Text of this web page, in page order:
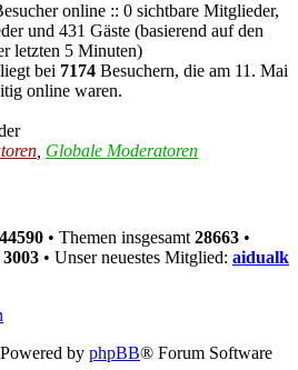
online :: 0 sichtbare Mitglieder,
und 431 Gäste (basierend auf den
letzten 5 Minuten)
bei 7174 Besuchern, die am 11. Mai
online waren.
Globale Moderatoren
• Themen insgesamt 28663 •
3003 • Unser neuestes Mitglied: aidualk
by phpBB® Forum Software